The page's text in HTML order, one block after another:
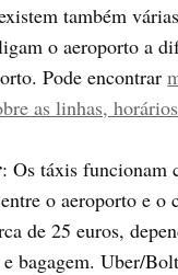
também
o aeroporto a
Pode encontrar
as linhas,
: Os táxis funcionam
o aeroporto e o
de 25 euros,
bagagem. Uber/